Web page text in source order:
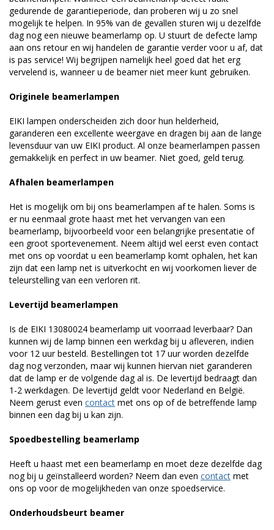
gedurende de garantieperiode, dan proberen wij u zo snel
mogelijk te helpen. In 95% van de gevallen sturen wij u dezelfde
dag nog een nieuwe beamerlamp op. U stuurt de defecte lamp
aan ons retour en wij handelen de garantie verder voor u af, dat
is pas service! Wij begrijpen namelijk heel goed dat het erg
vervelend is, wanneer u de beamer niet meer kunt gebruiken.
Originele beamerlampen
EIKI lampen onderscheiden zich door hun helderheid,
garanderen een excellente weergave en dragen bij aan de lange
levensduur van uw EIKI product. Al onze beamerlampen passen
gemakkelijk en perfect in uw beamer. Niet goed, geld terug.
Afhalen beamerlampen
Het is mogelijk om bij ons beamerlampen af te halen. Soms is
er nu eenmaal grote haast met het vervangen van een
beamerlamp, bijvoorbeeld voor een belangrijke presentatie of
een groot sportevenement. Neem altijd wel eerst even contact
met ons op voordat u een beamerlamp komt ophalen, het kan
zijn dat een lamp net is uitverkocht en wij voorkomen liever de
teleurstelling van een verloren rit.
Levertijd beamerlampen
Is de EIKI 13080024 beamerlamp uit voorraad leverbaar? Dan
kunnen wij de lamp binnen een werkdag bij u afleveren, indien
voor 12 uur besteld. Bestellingen tot 17 uur worden dezelfde
dag nog verzonden, maar wij kunnen hiervan niet garanderen
dat de lamp er de volgende dag al is. De levertijd bedraagt dan
1-2 werkdagen. De levertijd geldt voor Nederland en België.
Neem gerust even contact met ons op of de betreffende lamp
binnen een dag bij u kan zijn.
Spoedbestelling beamerlamp
Heeft u haast met een beamerlamp en moet deze dezelfde dag
nog bij u geïnstalleerd worden? Neem dan even contact met
ons op voor de mogelijkheden van onze spoedservice.
Onderhoudsbeurt beamer